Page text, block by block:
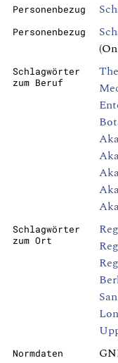
Personenbezug
Personenbezug
Schlagwörter
zum Beruf
Schlagwörter
zum Ort
Normdaten